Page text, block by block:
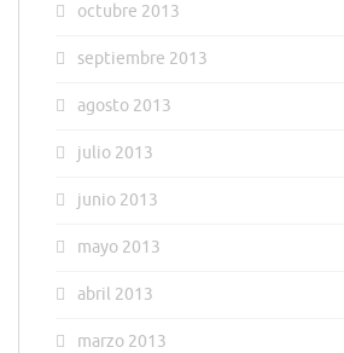
octubre 2013
septiembre 2013
agosto 2013
julio 2013
junio 2013
mayo 2013
abril 2013
marzo 2013